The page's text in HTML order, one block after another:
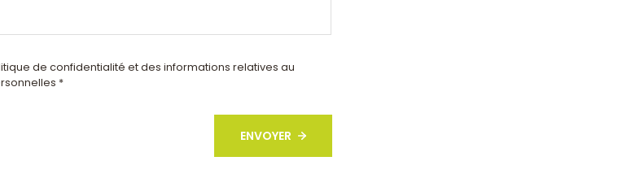
de confidentialité et des informations relatives au
*
ENVOYER